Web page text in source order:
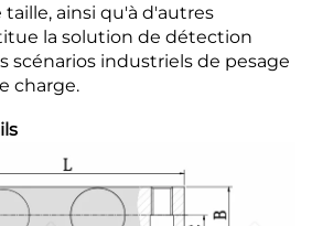
ainsi qu'à d'autres
la solution de détection
scénarios industriels de pesage
charge.